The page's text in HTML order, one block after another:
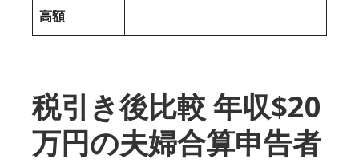
高額
税引き後比較 年収$20
万円の夫婦合算申告者